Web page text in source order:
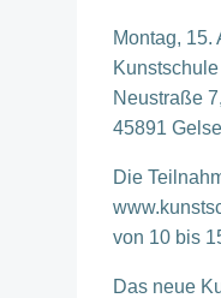
Montag, 15.
Neustraße 7,
45891
Die
von 10 bis
Das neue